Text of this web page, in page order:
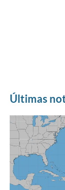
Últimas